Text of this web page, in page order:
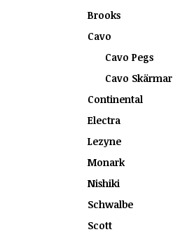
Brooks
Cavo
Cavo Pegs
Cavo Skärmar
Continental
Electra
Lezyne
Monark
Nishiki
Schwalbe
Scott